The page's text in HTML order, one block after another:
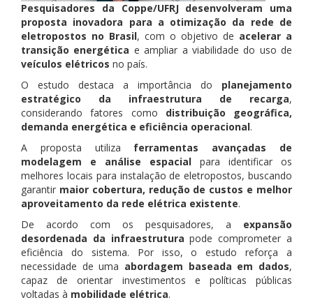
Pesquisadores da Coppe/UFRJ desenvolveram uma
proposta inovadora para a otimização da rede de
eletropostos no Brasil, com o objetivo de acelerar a
transição energética e ampliar a viabilidade do uso de
veículos elétricos no país.
O estudo destaca a importância do planejamento
estratégico da infraestrutura de recarga,
considerando fatores como distribuição geográfica,
demanda energética e eficiência operacional.
A proposta utiliza ferramentas avançadas de
modelagem e análise espacial para identificar os
melhores locais para instalação de eletropostos, buscando
garantir maior cobertura, redução de custos e melhor
aproveitamento da rede elétrica existente.
De acordo com os pesquisadores, a expansão
desordenada da infraestrutura pode comprometer a
eficiência do sistema. Por isso, o estudo reforça a
necessidade de uma abordagem baseada em dados,
capaz de orientar investimentos e políticas públicas
voltadas à mobilidade elétrica.